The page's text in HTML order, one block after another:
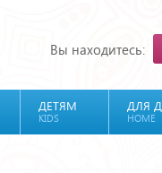
Вы находитесь:
ДЕТЯМ
KIDS
ДЛЯ
HOME